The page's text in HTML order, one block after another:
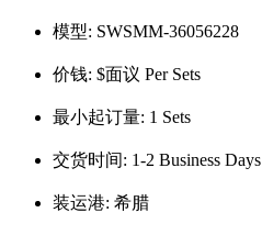
模型: SWSMM-36056228
价钱: $面议 Per Sets
最小起订量: 1 Sets
交货时间: 1-2 Business Days
装运港: 希腊